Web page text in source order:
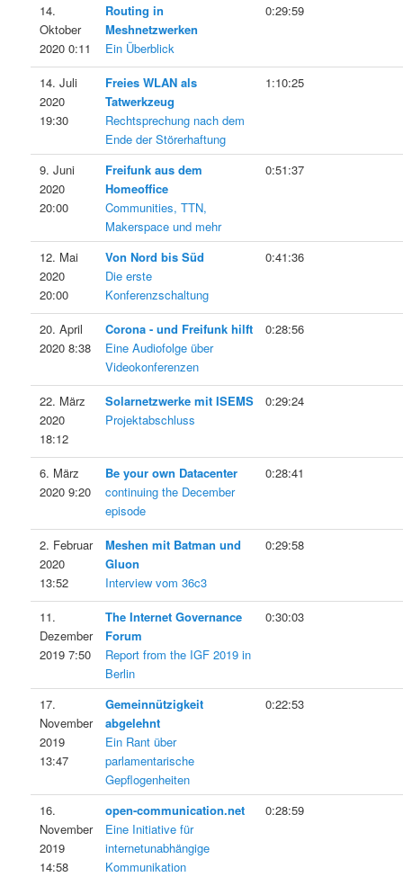
14.
Oktober
2020 0:11
Routing in
Meshnetzwerken
Ein Überblick
0:29:59
14. Juli
2020
19:30
Freies WLAN als
Tatwerkzeug
Rechtsprechung nach dem
Ende der Störerhaftung
1:10:25
9. Juni
2020
20:00
Freifunk aus dem
Homeoffice
Communities, TTN,
Makerspace und mehr
0:51:37
12. Mai
2020
20:00
Von Nord bis Süd
Die erste
Konferenzschaltung
0:41:36
20. April
2020 8:38
Corona - und Freifunk hilft
Eine Audiofolge über
Videokonferenzen
0:28:56
22. März
2020
18:12
Solarnetzwerke mit ISEMS
Projektabschluss
0:29:24
6. März
2020 9:20
Be your own Datacenter
continuing the December
episode
0:28:41
2. Februar
2020
13:52
Meshen mit Batman und
Gluon
Interview vom 36c3
0:29:58
11.
Dezember
2019 7:50
The Internet Governance
Forum
Report from the IGF 2019 in
Berlin
0:30:03
17.
November
2019
13:47
Gemeinnützigkeit
abgelehnt
Ein Rant über
parlamentarische
Gepflogenheiten
0:22:53
16.
November
2019
14:58
open-communication.net
Eine Initiative für
internetunabhängige
Kommunikation
0:28:59